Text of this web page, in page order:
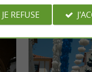
JE REFUSE